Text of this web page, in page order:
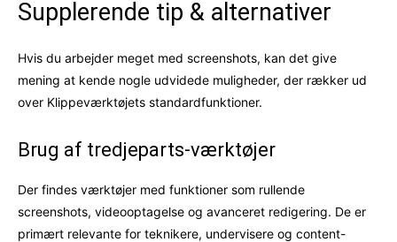
Supplerende tip & alternativer
Hvis du arbejder meget med screenshots, kan det give
mening at kende nogle udvidede muligheder, der rækker ud
over Klippeværktøjets standardfunktioner.
Brug af tredjeparts-værktøjer
Der findes værktøjer med funktioner som rullende
screenshots, videooptagelse og avanceret redigering. De er
primært relevante for teknikere, undervisere og content-